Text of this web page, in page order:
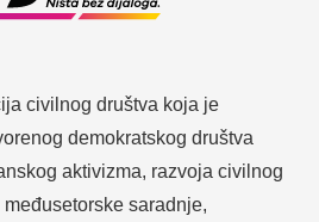
civilnog društva koja je
demokratskog društva
aktivizma, razvoja civilnog
saradnje,